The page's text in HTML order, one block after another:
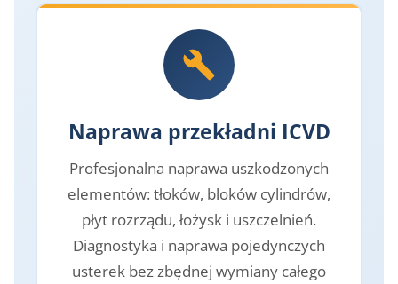
Naprawa przekładni ICVD
Profesjonalna naprawa uszkodzonych
elementów: tłoków, bloków cylindrów,
płyt rozrządu, łożysk i uszczelnień.
Diagnostyka i naprawa pojedynczych
usterek bez zbędnej wymiany całego